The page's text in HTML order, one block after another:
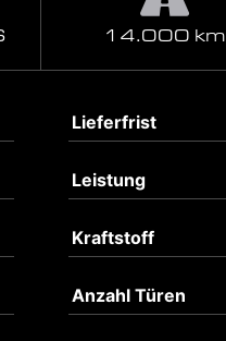
14.000 km
Lieferfrist
Leistung
Kraftstoff
Anzahl Türen